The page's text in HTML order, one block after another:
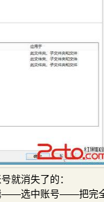
就消失了的：
选中账号——把完全